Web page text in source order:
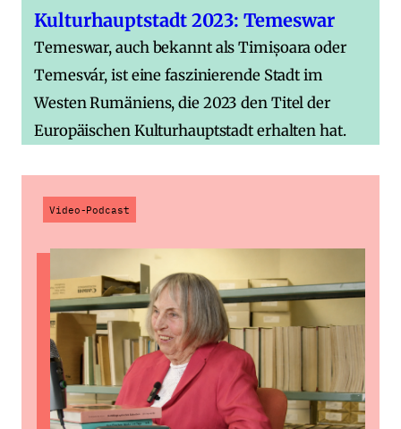
Kulturhauptstadt 2023: Temeswar
Temeswar, auch bekannt als Timișoara oder
Temesvár, ist eine faszinierende Stadt im
Westen Rumäniens, die 2023 den Titel der
Europäischen Kulturhauptstadt erhalten hat.
Video-Podcast